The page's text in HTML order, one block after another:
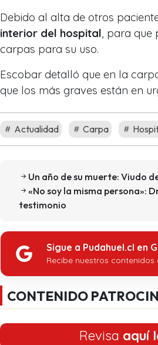
Debido al alta de otros
interior del hospital, para que
carpas para su uso.
Escobar detalló que en la
que los más graves están en
Actualidad Carpa
Un año de su muerte: Viudo
«No soy la misma persona»:
testimonio
Sigue a Pudahuel.cl en
Recibe nuestros
CONTENIDO
Revisa aquí